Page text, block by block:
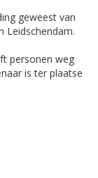
geweest van
Leidschendam.
personen weg
is ter plaatse